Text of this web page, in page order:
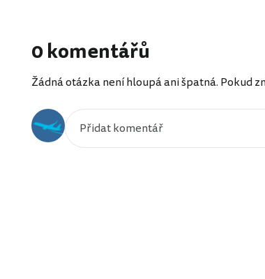
0 komentářů
Žádná otázka není hloupá ani špatná. Pokud